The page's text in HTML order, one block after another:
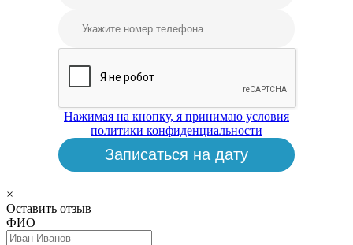
Нажимая на кнопку, я принимаю условия
политики конфиденциальности
Записаться на дату
×
Оставить отзыв
ФИО